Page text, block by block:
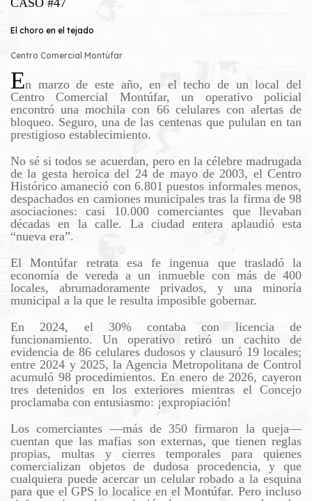
El choro en el tejado
Centro Comercial Montúfar
En marzo de este año, en el techo de un local del
Centro Comercial Montúfar, un operativo policial
encontró una mochila con 66 celulares con alertas de
bloqueo. Seguro, una de las centenas que pululan en tan
prestigioso establecimiento.
No sé si todos se acuerdan, pero en la célebre madrugada
de la gesta heroica del 24 de mayo de 2003, el Centro
Histórico amaneció con 6.801 puestos informales menos,
despachados en camiones municipales tras la firma de 98
asociaciones: casi 10.000 comerciantes que llevaban
décadas en la calle. La ciudad entera aplaudió esta
“nueva era”.
El Montúfar retrata esa fe ingenua que trasladó la
economía de vereda a un inmueble con más de 400
locales, abrumadoramente privados, y una minoría
municipal a la que le resulta imposible gobernar.
En 2024, el 30% contaba con licencia de
funcionamiento. Un operativo retiró un cachito de
evidencia de 86 celulares dudosos y clausuró 19 locales;
entre 2024 y 2025, la Agencia Metropolitana de Control
acumuló 98 procedimientos. En enero de 2026, cayeron
tres detenidos en los exteriores mientras el Concejo
proclamaba con entusiasmo: ¡expropiación!
Los comerciantes —más de 350 firmaron la queja—
cuentan que las mafias son externas, que tienen reglas
propias, multas y cierres temporales para quienes
comercializan objetos de dudosa procedencia, y que
cualquiera puede acercar un celular robado a la esquina
para que el GPS lo localice en el Montúfar. Pero incluso